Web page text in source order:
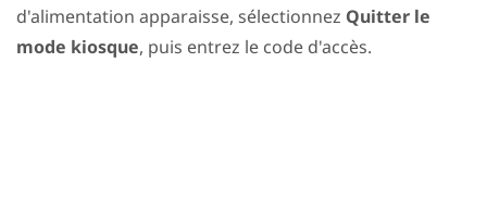
d'alimentation apparaisse, sélectionnez Quitter le
mode kiosque, puis entrez le code d'accès.